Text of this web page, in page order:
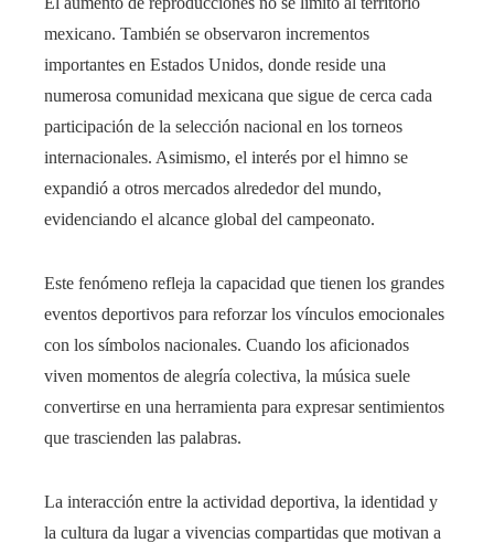
mexicano. También se observaron incrementos
importantes en Estados Unidos, donde reside una
numerosa comunidad mexicana que sigue de cerca cada
participación de la selección nacional en los torneos
internacionales. Asimismo, el interés por el himno se
expandió a otros mercados alrededor del mundo,
evidenciando el alcance global del campeonato.
Este fenómeno refleja la capacidad que tienen los grandes
eventos deportivos para reforzar los vínculos emocionales
con los símbolos nacionales. Cuando los aficionados
viven momentos de alegría colectiva, la música suele
convertirse en una herramienta para expresar sentimientos
que trascienden las palabras.
La interacción entre la actividad deportiva, la identidad y
la cultura da lugar a vivencias compartidas que motivan a